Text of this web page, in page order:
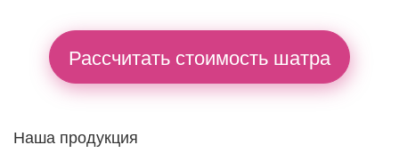
Рассчитать стоимость шатра
Наша продукция